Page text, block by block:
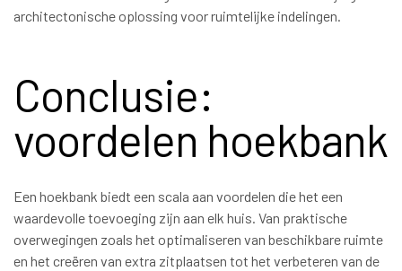
architectonische oplossing voor ruimtelijke indelingen.
Conclusie:
voordelen hoekbank
Een hoekbank biedt een scala aan voordelen die het een
waardevolle toevoeging zijn aan elk huis. Van praktische
overwegingen zoals het optimaliseren van beschikbare ruimte
en het creëren van extra zitplaatsen tot het verbeteren van de